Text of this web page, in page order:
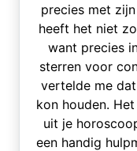
precies met
heeft het niet
want precies
sterren voor
vertelde me
kon houden.
uit je
een handig